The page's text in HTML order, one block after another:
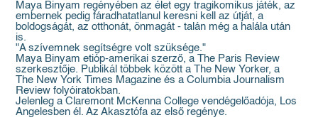
Maya Binyam regényében az élet egy tragikomikus játék, az
embernek pedig fáradhatatlanul keresni kell az útját, a
boldogságát, az otthonát, önmagát - talán még a halála után
is.
"A szívemnek segítségre volt szüksége."
Maya Binyam etióp-amerikai szerző, a The Paris Review
szerkesztője. Publikál többek között a The New Yorker, a
The New York Times Magazine és a Columbia Journalism
Review folyóiratokban.
Jelenleg a Claremont McKenna College vendégelőadója, Los
Angelesben él. Az Akasztófa az első regénye.